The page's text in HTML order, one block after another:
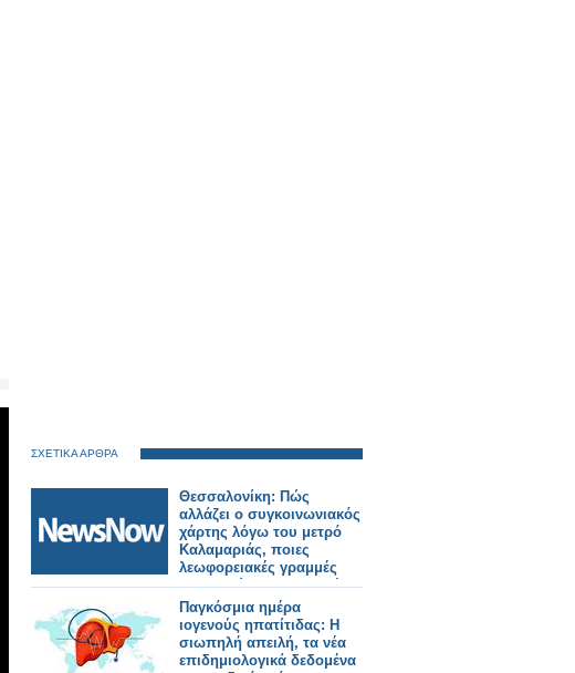
ΣΧΕΤΙΚΑ ΑΡΘΡΑ
Θεσσαλονίκη: Πώς
αλλάζει ο συγκοινωνιακός
χάρτης λόγω του μετρό
Καλαμαριάς, ποιες
λεωφορειακές γραμμές
καταργούνται, ποιες νέες
θα λειτουργήσουν, ποιες
αλλάζουν.
Παγκόσμια ημέρα
ιογενούς ηπατίτιδας: Η
σιωπηλή απειλή, τα νέα
επιδημιολογικά δεδομένα